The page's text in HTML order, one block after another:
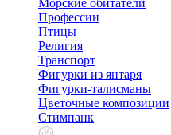
Морские обитатели
Профессии
Птицы
Религия
Транспорт
Фигурки из янтаря
Фигурки-талисманы
Цветочные композиции
Стимпанк